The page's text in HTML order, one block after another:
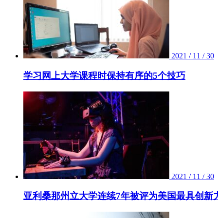
2021 / 11 / 30
学习网上大学课程时保持有序的5个技巧
2021 / 11 / 30
亚利桑那州立大学连续7年被评为美国最具创新